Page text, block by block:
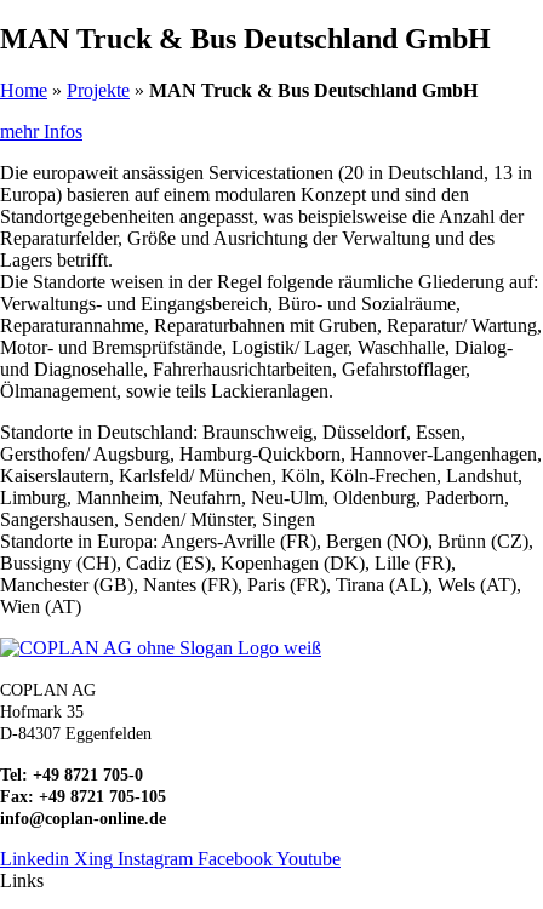
MAN Truck & Bus Deutschland GmbH
Home » Projekte » MAN Truck & Bus Deutschland GmbH
mehr Infos
Die europaweit ansässigen Servicestationen (20 in Deutschland, 13 in
Europa) basieren auf einem modularen Konzept und sind den
Standortgegebenheiten angepasst, was beispielsweise die Anzahl der
Reparaturfelder, Größe und Ausrichtung der Verwaltung und des
Lagers betrifft.
Die Standorte weisen in der Regel folgende räumliche Gliederung auf:
Verwaltungs- und Eingangsbereich, Büro- und Sozialräume,
Reparaturannahme, Reparaturbahnen mit Gruben, Reparatur/ Wartung,
Motor- und Bremsprüfstände, Logistik/ Lager, Waschhalle, Dialog-
und Diagnosehalle, Fahrerhausrichtarbeiten, Gefahrstofflager,
Ölmanagement, sowie teils Lackieranlagen.
Standorte in Deutschland: Braunschweig, Düsseldorf, Essen,
Gersthofen/ Augsburg, Hamburg-Quickborn, Hannover-Langenhagen,
Kaiserslautern, Karlsfeld/ München, Köln, Köln-Frechen, Landshut,
Limburg, Mannheim, Neufahrn, Neu-Ulm, Oldenburg, Paderborn,
Sangershausen, Senden/ Münster, Singen
Standorte in Europa: Angers-Avrille (FR), Bergen (NO), Brünn (CZ),
Bussigny (CH), Cadiz (ES), Kopenhagen (DK), Lille (FR),
Manchester (GB), Nantes (FR), Paris (FR), Tirana (AL), Wels (AT),
Wien (AT)
COPLAN AG
Hofmark 35
D-84307 Eggenfelden
Tel: +49 8721 705-0
Fax: +49 8721 705-105
info@coplan-online.de
Linkedin Xing Instagram FacebookYoutube
Links